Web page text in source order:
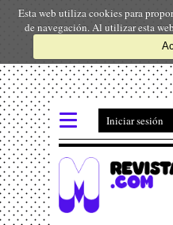
Esta web utiliza cookies para
de navegación. Al utilizar esta
Iniciar sesión